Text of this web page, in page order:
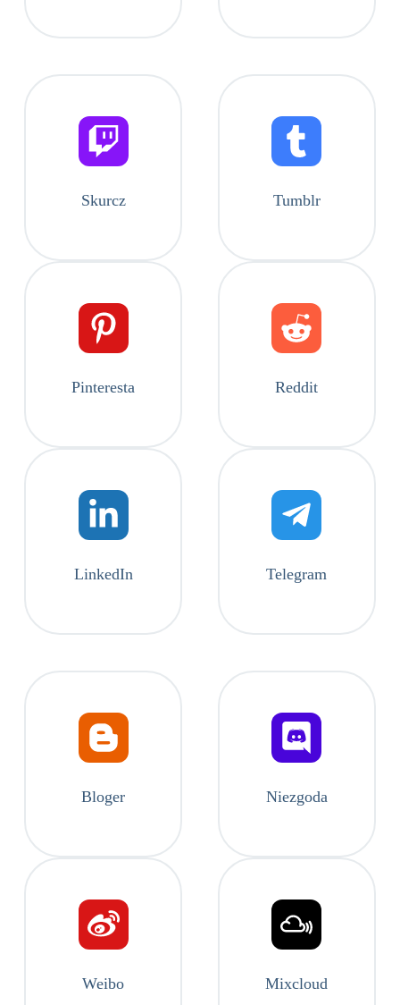
Skurcz Tumblr
Pinteresta Reddit
LinkedIn Telegram
Bloger Niezgoda
Weibo Mixcloud